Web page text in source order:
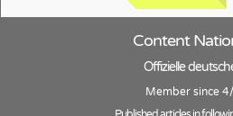
Content
Offizielle
Member since